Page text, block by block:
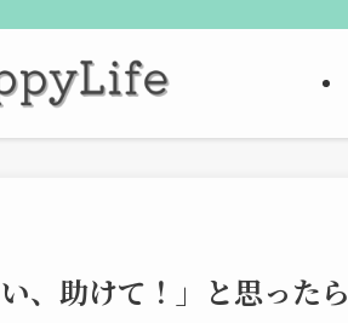
、助けて！」と思ったら